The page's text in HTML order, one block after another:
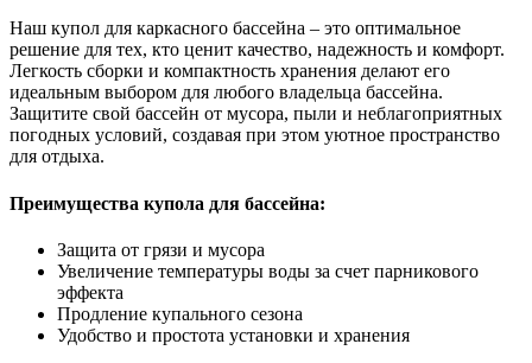
Наш купол для каркасного бассейна – это оптимальное
решение для тех, кто ценит качество, надежность и комфорт.
Легкость сборки и компактность хранения делают его
идеальным выбором для любого владельца бассейна.
Защитите свой бассейн от мусора, пыли и неблагоприятных
погодных условий, создавая при этом уютное пространство
для отдыха.
Преимущества купола для бассейна:
Защита от грязи и мусора
Увеличение температуры воды за счет парникового
эффекта
Продление купального сезона
Удобство и простота установки и хранения